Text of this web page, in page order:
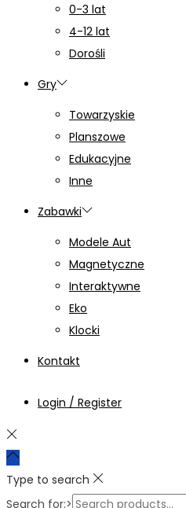
0-3 lat
4-12 lat
Dorośli
Gry
Towarzyskie
Planszowe
Edukacyjne
Inne
Zabawki
Modele Aut
Magnetyczne
Interaktywne
Eko
Klocki
Kontakt
Login / Register
Type to search
Search for:>